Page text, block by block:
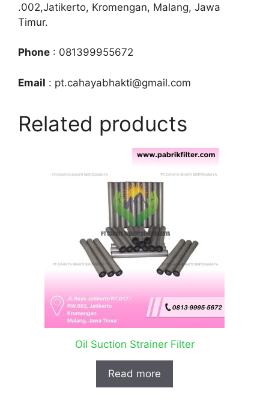
.002,Jatikerto, Kromengan, Malang, Jawa
Timur.
Phone : 081399955672
Email : pt.cahayabhakti@gmail.com
Related products
Oil Suction Strainer Filter
Read more